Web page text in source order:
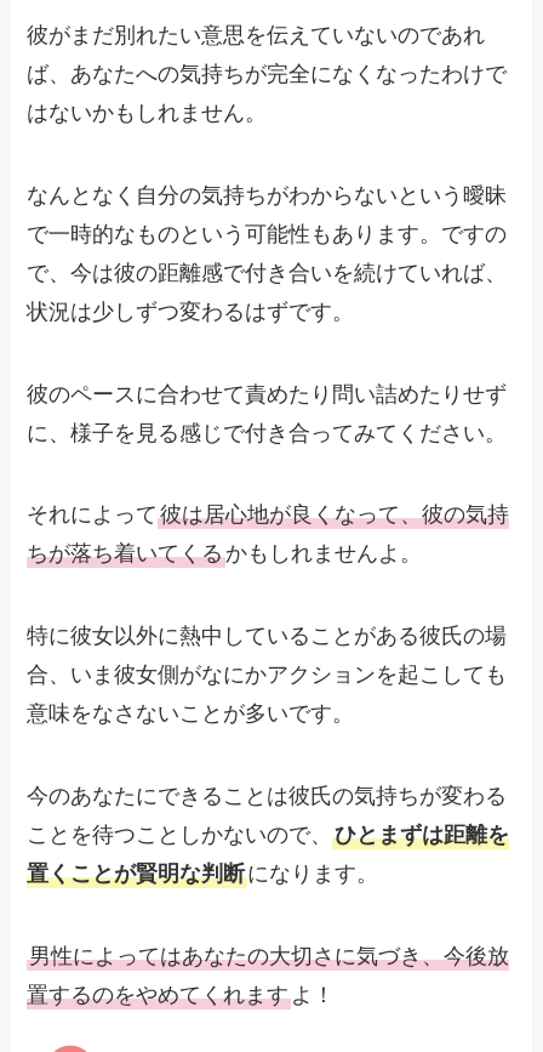
彼がまだ別れたい意思を伝えていないのであれ
ば、あなたへの気持ちが完全になくなったわけで
はないかもしれません。
なんとなく自分の気持ちがわからないという曖昧
で一時的なものという可能性もあります。ですの
で、今は彼の距離感で付き合いを続けていれば、
状況は少しずつ変わるはずです。
彼のペースに合わせて責めたり問い詰めたりせず
に、様子を見る感じで付き合ってみてください。
それによって彼は居心地が良くなって、彼の気持
ちが落ち着いてくるかもしれませんよ。
特に彼女以外に熱中していることがある彼氏の場
合、いま彼女側がなにかアクションを起こしても
意味をなさないことが多いです。
今のあなたにできることは彼氏の気持ちが変わる
ことを待つことしかないので、ひとまずは距離を
置くことが賢明な判断になります。
男性によってはあなたの大切さに気づき、今後放
置するのをやめてくれますよ！